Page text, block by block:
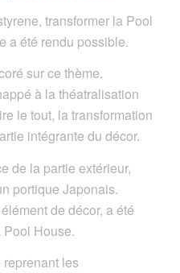
transformer la Pool
a été rendu possible.
sur ce thème.
à la théatralisation
le tout, la transformation
intégrante du décor.
de la partie extérieur,
portique Japonais.
de décor, a été
House.
les